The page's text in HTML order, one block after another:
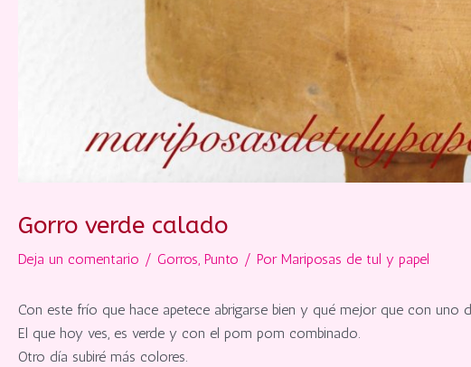
Gorro verde calado
Deja un comentario / Gorros, Punto / Por Mariposas de tul y papel
Con este frío que hace apetece abrigarse bien y qué mejor que con uno
El que hoy ves, es verde y con el pom pom combinado.
Otro día subiré más colores.